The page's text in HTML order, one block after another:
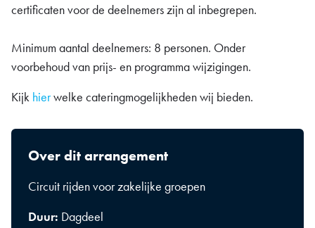
certificaten voor de deelnemers zijn al inbegrepen.
Minimum aantal deelnemers: 8 personen. Onder
voorbehoud van prijs- en programma wijzigingen.
Kijk hierwelke cateringmogelijkheden wij bieden.
Over dit arrangement
Circuit rijden voor zakelijke groepen
Duur: Dagdeel